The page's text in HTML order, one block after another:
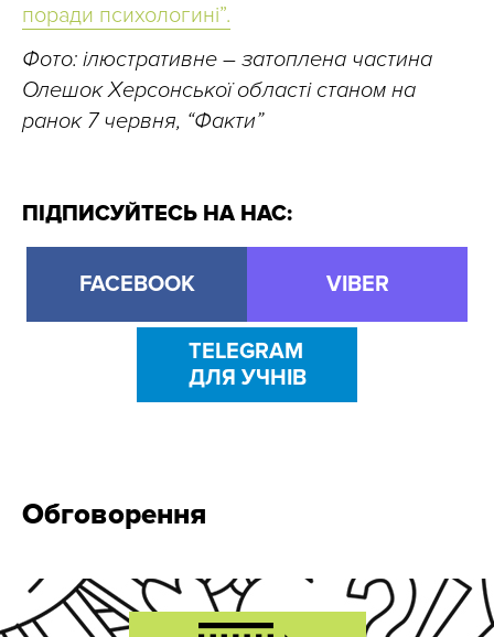
поради психологині”.
Фото: ілюстративне – затоплена частина
Олешок Херсонської області станом на
ранок 7 червня, “Факти”
ПІДПИСУЙТЕСЬ НА НАС:
FACEBOOK VIBER
TELEGRAM
ДЛЯ УЧНІВ
Обговорення